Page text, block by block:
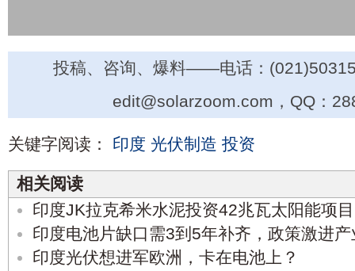
投稿、咨询、爆料——电话：
edit@solarzoom.com，QQ：
关键字阅读： 印度 光伏制造 投资
相关阅读
印度JK拉克希米水泥投资42兆瓦太阳能项目
印度电池片缺口需3到5年补齐，政策激进
印度光伏想进军欧洲，卡在电池上？